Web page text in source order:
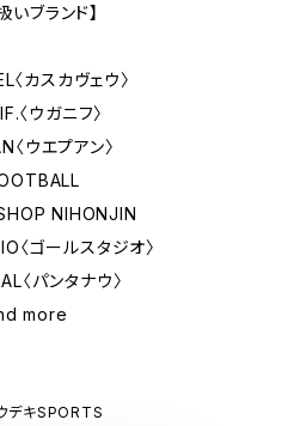
いブランド】
カスカヴェウ〉
〈ウガニフ〉
〈ウエプアン〉
NIHONJIN
〈ゴールスタジオ〉
〈パンタナウ〉
more
デキSPORTS